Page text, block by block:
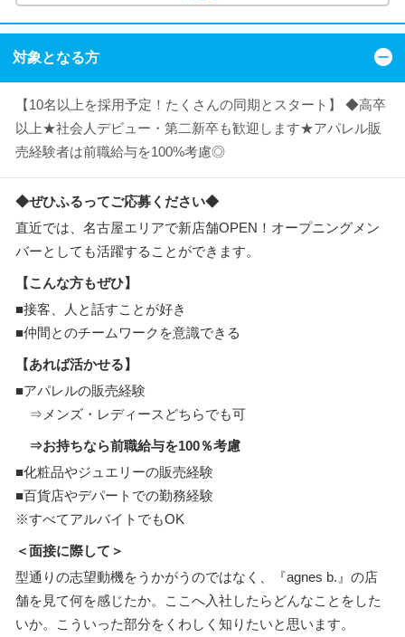
対象となる方
【10名以上を採用予定！たくさんの同期とスタート】 ◆高卒
以上★社会人デビュー・第二新卒も歓迎します★アパレル販
売経験者は前職給与を100%考慮◎
◆ぜひふるってご応募ください◆
直近では、名古屋エリアで新店舗OPEN！オープニングメン
バーとしても活躍することができます。
【こんな方もぜひ】
■接客、人と話すことが好き
■仲間とのチームワークを意識できる
【あれば活かせる】
■アパレルの販売経験
⇒メンズ・レディースどちらでも可
⇒お持ちなら前職給与を100％考慮
■化粧品やジュエリーの販売経験
■百貨店やデパートでの勤務経験
※すべてアルバイトでもOK
＜面接に際して＞
型通りの志望動機をうかがうのではなく、『agnes b.』の店
舗を見て何を感じたか。ここへ入社したらどんなことをした
いか。こういった部分をくわしく知りたいと思います。